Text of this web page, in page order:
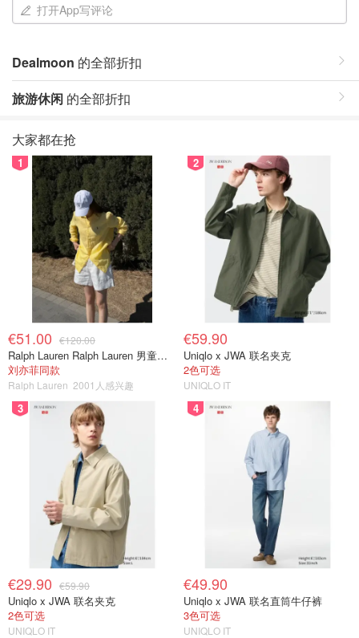
打开App写评论
Dealmoon 的全部折扣
旅游休闲 的全部折扣
大家都在抢
1
€51.00 €120.00
Ralph Lauren Ralph Lauren 男童亚麻衬衫
刘亦菲同款
Ralph Lauren 2001人感兴趣
2
€59.90
Uniqlo x JWA 联名夹克
2色可选
UNIQLO IT
3
€29.90 €59.90
Uniqlo x JWA 联名夹克
2色可选
UNIQLO IT
4
€49.90
Uniqlo x JWA 联名直筒牛仔裤
3色可选
UNIQLO IT